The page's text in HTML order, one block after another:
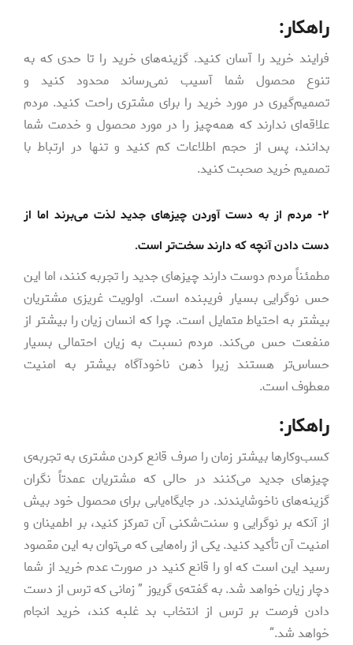
راهکار:
فرایند خرید را آسان کنید. گزینه‌های خرید را تا حدی که به
تنوع محصول شما آسیب نمی‌رساند محدود کنید و
تصمیم‌گیری در مورد خرید را برای مشتری راحت کنید. مردم
علاقه‌ای ندارند که همه‌چیز را در مورد محصول و خدمت شما
بدانند، پس از حجم اطلاعات کم کنید و تنها در ارتباط با
تصمیم خرید صحبت کنید.
۲- مردم از به دست آوردن چیزهای جدید لذت می‌برند اما از
دست دادن آنچه که دارند سخت‌تر است.
مطمئناً مردم دوست دارند چیزهای جدید را تجربه کنند، اما این
حس نوگرایی بسیار فریبنده است. اولویت غریزی مشتریان
بیشتر به احتیاط متمایل است. چرا که انسان زیان را بیشتر از
منفعت حس می‌کند. مردم نسبت به زیان احتمالی بسیار
حساس‌تر هستند زیرا ذهن ناخودآگاه بیشتر به امنیت
معطوف است.
راهکار:
کسب‌وکارها بیشتر زمان را صرف قانع کردن مشتری به تجربه‌ی
چیزهای جدید می‌کنند در حالی که مشتریان عمدتاً نگران
گزینه‌های ناخوشایندند. در جایگاه‌یابی برای محصول خود بیش
از آنکه بر نوگرایی و سنت‌شکنی آن تمرکز کنید، بر اطمینان و
امنیت آن تأکید کنید. یکی از راه‌هایی که می‌توان به این مقصود
رسید این است که او را قانع کنید در صورت عدم خرید از شما
دچار زیان خواهد شد. به گفته‌ی گریوز ” زمانی که ترس از دست
دادن فرصت بر ترس از انتخاب بد غلبه کند، خرید انجام
خواهد شد.“